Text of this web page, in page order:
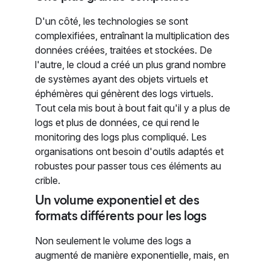
D'un côté, les technologies se sont
complexifiées, entraînant la multiplication des
données créées, traitées et stockées. De
l'autre, le cloud a créé un plus grand nombre
de systèmes ayant des objets virtuels et
éphémères qui génèrent des logs virtuels.
Tout cela mis bout à bout fait qu'il y a plus de
logs et plus de données, ce qui rend le
monitoring des logs plus compliqué. Les
organisations ont besoin d'outils adaptés et
robustes pour passer tous ces éléments au
crible.
Un volume exponentiel et des
formats différents pour les logs
Non seulement le volume des logs a
augmenté de manière exponentielle, mais, en